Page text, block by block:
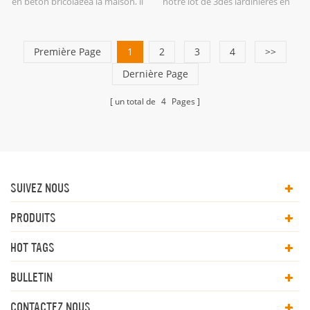
Première Page 1 2 3 4
>>
Dernière Page
un total de 4 Pages
SUIVEZ NOUS
PRODUITS
HOT TAGS
BULLETIN